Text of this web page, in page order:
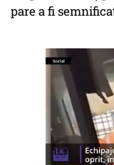
pare a fi